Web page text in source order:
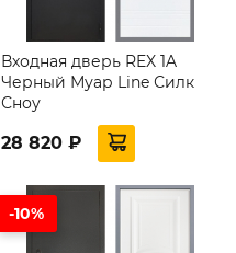
Входная дверь REX 1A
Черный Муар Line Силк
Сноу
28 820 ₽
-10%